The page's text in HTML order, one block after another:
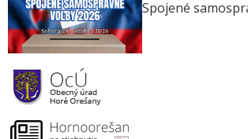
Spojené